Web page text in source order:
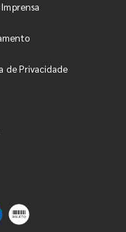
de Privacidade